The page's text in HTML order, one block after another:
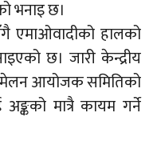
भनाइ छ।
एमाओवादीको हालको
छ। जारी केन्द्रीय
आयोजक समितिको
मात्रै कायम गर्ने